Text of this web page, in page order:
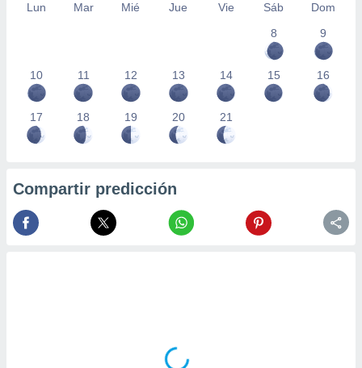
Lun Mar Mié Jue Vie Sáb
Dom
8
9
10 11 12 13 14 15 16
17 18 19 20 21
Compartir predicción